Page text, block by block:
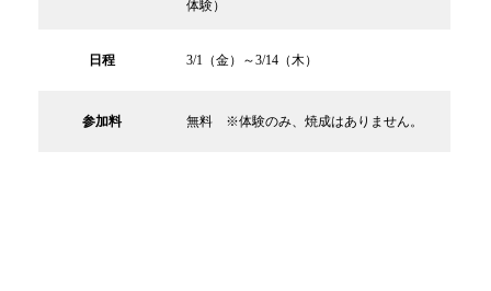
体験）
日程 3/1（金）～3/14（木）
参加料 無料 ※体験のみ、焼成はありません。